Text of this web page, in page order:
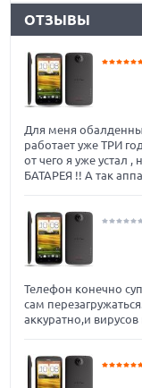
ОТЗЫВЫ
Для меня
работает уже ТРИ
от чего я уже устал ,
БАТАРЕЯ !! А так
Телефон конечно
сам
аккуратно,и вирусов